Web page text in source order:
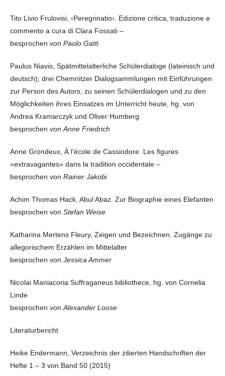
Tito Livio Frulovisi, ‹Peregrinatio›. Edizione critica, traduzione e
commento a cura di Clara Fossati –
besprochen von Paolo Gatti
Paulus Niavis, Spätmittelalterliche Schülerdialoge (lateinisch und
deutsch); drei Chemnitzer Dialogsammlungen mit Einführungen
zur Person des Autors, zu seinen Schülerdialogen und zu den
Möglichkeiten ihres Einsatzes im Unterricht heute, hg. von
Andrea Kramarczyk und Oliver Humberg
besprochen von Anne Friedrich
Anne Grondeux, À l’école de Cassiodore. Les figures
«extravagantes» dans la tradition occidentale –
besprochen von Rainer Jakobi
Achim Thomas Hack, Abul Abaz. Zur Biographie eines Elefanten
besprochen von Stefan Weise
Katharina Mertens Fleury, Zeigen und Bezeichnen. Zugänge zu
allegorischem Erzählen im Mittelalter
besprochen von Jessica Ammer
Nicolai Maniacoria Suffraganeus bibliothece, hg. von Cornelia
Linde
besprochen von Alexander Loose
Literaturbericht
Heike Endermann, Verzeichnis der zitierten Handschriften der
Hefte 1 – 3 von Band 50 (2015)